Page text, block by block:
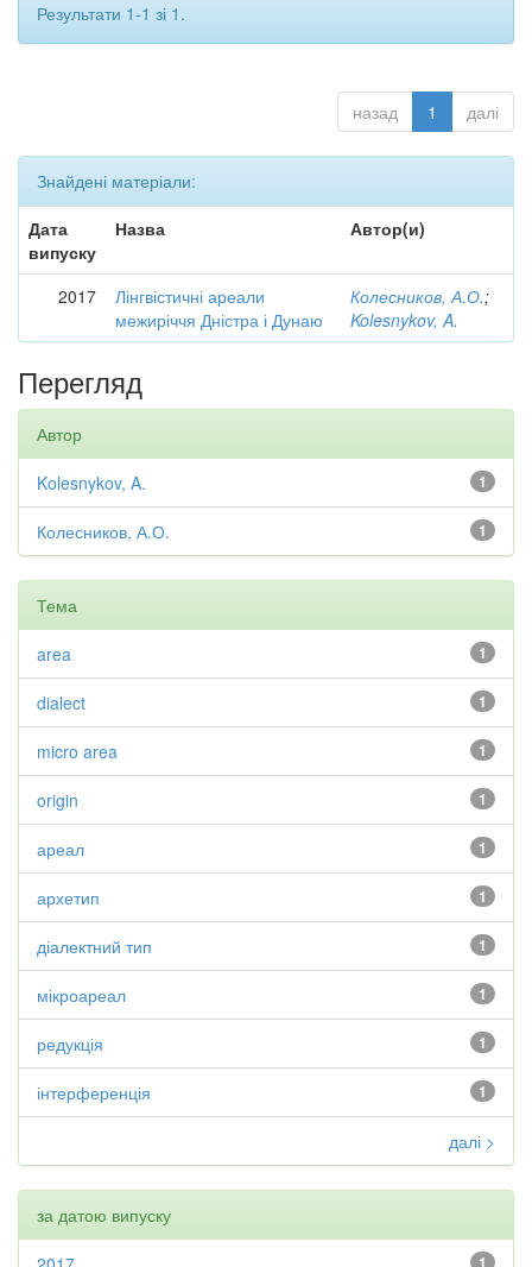
Результати 1-1 зі 1.
назад 1 далі
Знайдені матеріали:
Дата
випуску
Назва Автор(и)
2017
Лінгвістичні ареали
межиріччя Дністра і Дунаю
Колесников, А.О.;
Kolesnykov, A.
Перегляд
Автор
1
Kolesnykov, A.
1
Колесников, А.О.
Тема
1
area
1
dialect
1
micro area
1
origin
1
ареал
1
архетип
1
діалектний тип
1
мікроареал
1
редукція
1
інтерференція
далі >
за датою випуску
1